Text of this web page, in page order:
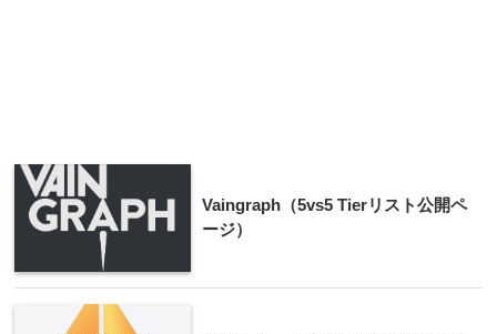
Vaingraph（5vs5 Tierリスト公開ペ
ージ）